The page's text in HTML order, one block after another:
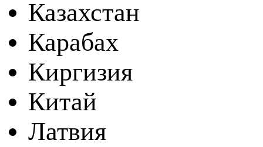
Казахстан
Карабах
Киргизия
Китай
Латвия